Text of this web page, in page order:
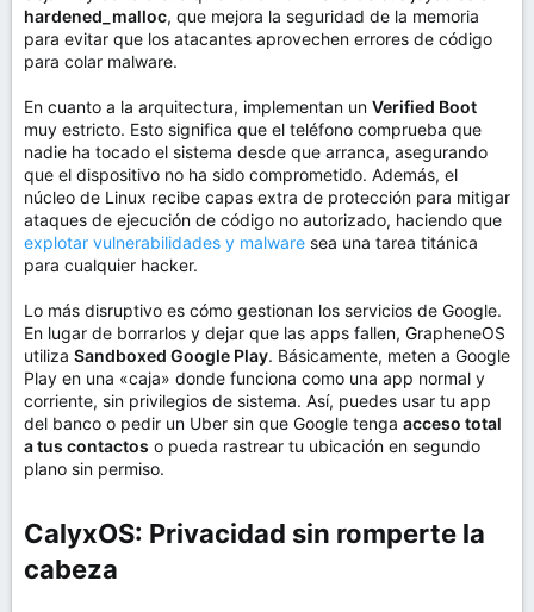
hardened_malloc, que mejora la seguridad de la memoria
para evitar que los atacantes aprovechen errores de código
para colar malware.
En cuanto a la arquitectura, implementan un Verified Boot
muy estricto. Esto significa que el teléfono comprueba que
nadie ha tocado el sistema desde que arranca, asegurando
que el dispositivo no ha sido comprometido. Además, el
núcleo de Linux recibe capas extra de protección para mitigar
ataques de ejecución de código no autorizado, haciendo que
explotar vulnerabilidades y malware sea una tarea titánica
para cualquier hacker.
Lo más disruptivo es cómo gestionan los servicios de Google.
En lugar de borrarlos y dejar que las apps fallen, GrapheneOS
utiliza Sandboxed Google Play. Básicamente, meten a Google
Play en una «caja» donde funciona como una app normal y
corriente, sin privilegios de sistema. Así, puedes usar tu app
del banco o pedir un Uber sin que Google tenga acceso total
a tus contactos o pueda rastrear tu ubicación en segundo
plano sin permiso.
CalyxOS: Privacidad sin romperte la
cabeza​